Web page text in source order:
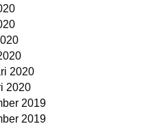
2020
2020
2019
2019